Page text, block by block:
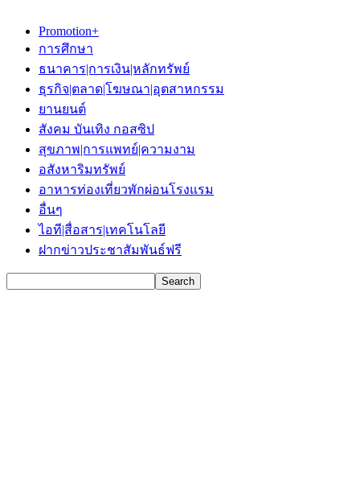
Promotion+
การศึกษา
ธนาคาร|การเงิน|หลักทรัพย์
ธุรกิจ|ตลาด|โฆษณา|อุตสาหกรรม
ยานยนต์
สังคม บันเทิง กอสซิป
สุขภาพ|การแพทย์|ความงาม
อสังหาริมทรัพย์
อาหารท่องเที่ยวพักผ่อนโรงแรม
อื่นๆ
ไอที|สื่อสาร|เทคโนโลยี
ฝากข่าวประชาสัมพันธ์ฟรี